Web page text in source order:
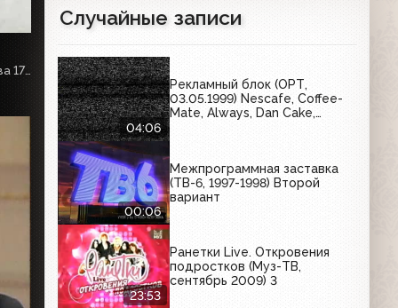
Точечная застройка в Москве продолжается. Вести Москва 17 ноября 2008
Случайные записи
04:06
Рекламный блок (ОРТ,
03.05.1999) Nescafe, Coffee-
Mate, Always, Dan Cake,
00:06
Межпрограммная заставка
(ТВ-6, 1997-1998) Второй
вариант
23:53
Ранетки Live. Откровения
подростков (Муз-ТВ,
сентябрь 2009) 3